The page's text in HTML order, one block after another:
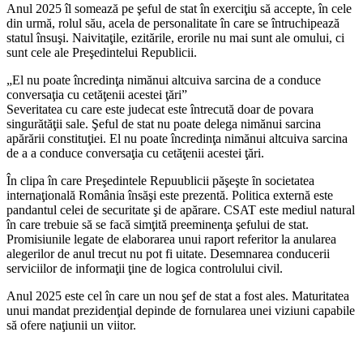
Anul 2025 îl somează pe şeful de stat în exerciţiu să accepte, în cele
din urmă, rolul său, acela de personalitate în care se întruchipează
statul însuşi. Naivitaţile, ezitările, erorile nu mai sunt ale omului, ci
sunt cele ale Preşedintelui Republicii.
„El nu poate încredinţa nimănui altcuiva sarcina de a conduce
conversaţia cu cetăţenii acestei ţări”
Severitatea cu care este judecat este întrecută doar de povara
singurătăţii sale. Şeful de stat nu poate delega nimănui sarcina
apărării constituţiei. El nu poate încredinţa nimănui altcuiva sarcina
de a a conduce conversaţia cu cetăţenii acestei ţări.
În clipa în care Preşedintele Repuublicii păşeşte ȋn societatea
internaţională România însăşi este prezentă. Politica externă este
pandantul celei de securitate şi de apărare. CSAT este mediul natural
în care trebuie să se facă simţită preeminenţa şefului de stat.
Promisiunile legate de elaborarea unui raport referitor la anularea
alegerilor de anul trecut nu pot fi uitate. Desemnarea conducerii
serviciilor de informaţii ţine de logica controlului civil.
Anul 2025 este cel în care un nou şef de stat a fost ales. Maturitatea
unui mandat prezidenţial depinde de fornularea unei viziuni capabile
să ofere naţiunii un viitor.